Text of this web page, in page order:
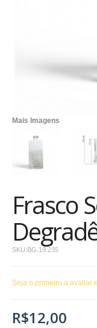
Mais Imagens
Frasco
SKU:BG.19.235
Seja o primeiro a avaliar
R$12,00